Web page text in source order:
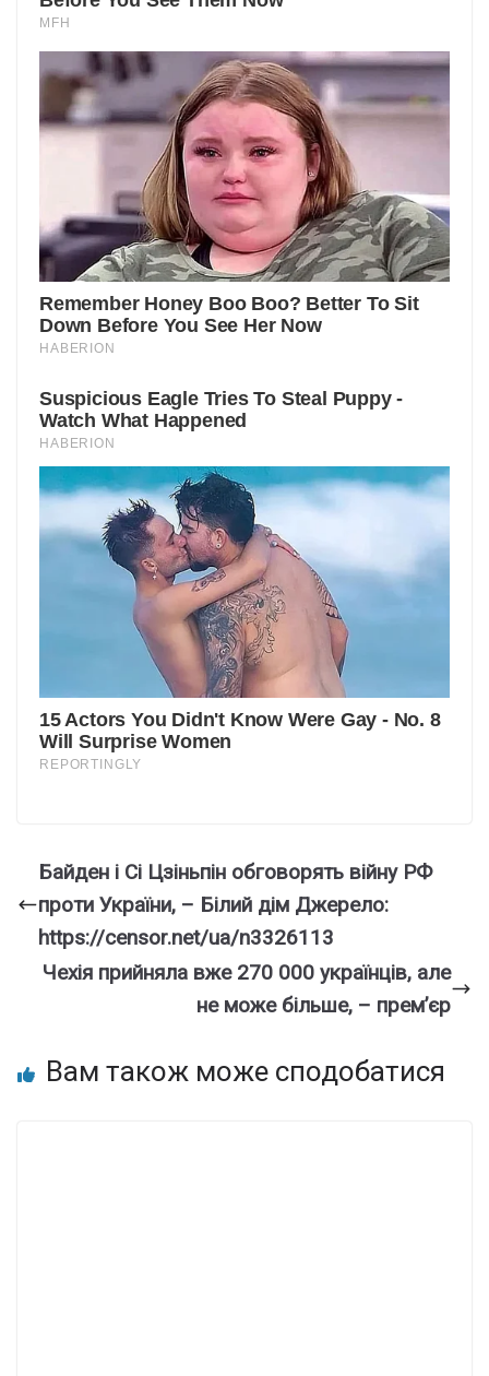
Байден і Сі Цзіньпін обговорять війну РФ
проти України, – Білий дім Джерело:
https://censor.net/ua/n3326113
Чехія прийняла вже 270 000 українців, але
не може більше, – прем’єр
Вам також може сподобатися